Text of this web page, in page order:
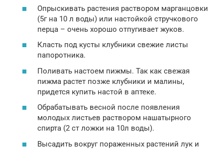
Опрыскивать растения раствором марганцовки
(5г на 10 л воды) или настойкой стручкового
перца – очень хорошо отпугивает жуков.
Класть под кусты клубники свежие листы
папоротника.
Поливать настоем пижмы. Так как свежая
пижма растет позже клубники и малины,
придется купить настой в аптеке.
Обрабатывать весной после появления
молодых листьев раствором нашатырного
спирта (2 ст ложки на 10л воды).
Высадить вокруг пораженных растений лук и